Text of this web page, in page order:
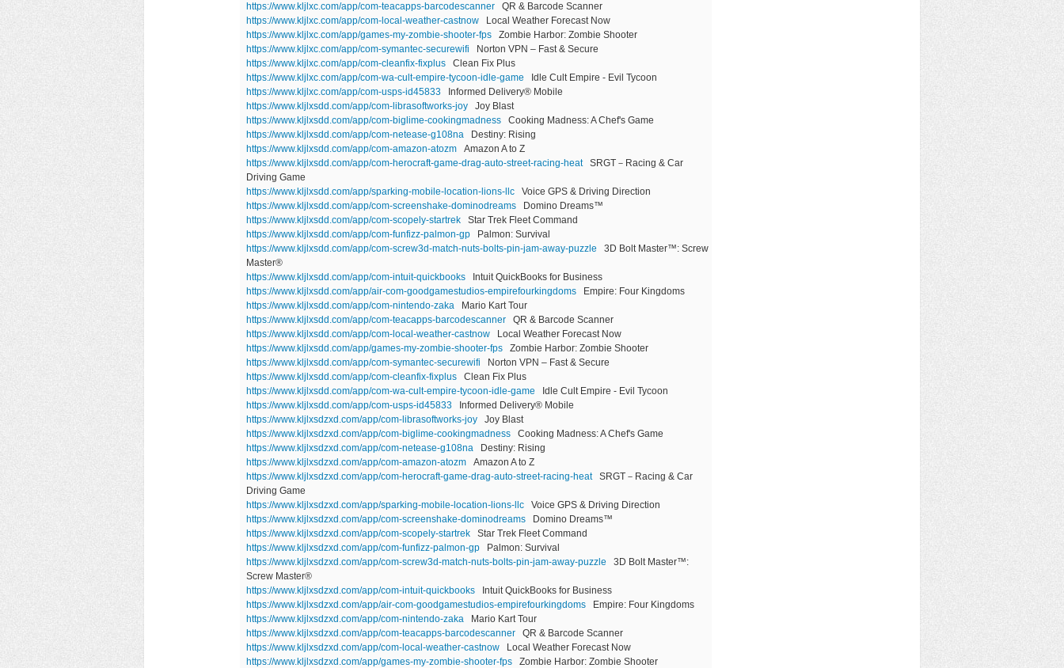
https://www.kljlxc.com/app/com-teacapps-barcodescanner QR & Barcode Scanner
https://www.kljlxc.com/app/com-local-weather-castnow Local Weather Forecast Now
https://www.kljlxc.com/app/games-my-zombie-shooter-fps Zombie Harbor: Zombie Shooter
https://www.kljlxc.com/app/com-symantec-securewifi Norton VPN – Fast & Secure
https://www.kljlxc.com/app/com-cleanfix-fixplus Clean Fix Plus
https://www.kljlxc.com/app/com-wa-cult-empire-tycoon-idle-game Idle Cult Empire - Evil Tycoon
https://www.kljlxc.com/app/com-usps-id45833 Informed Delivery® Mobile
https://www.kljlxsdd.com/app/com-librasoftworks-joy Joy Blast
https://www.kljlxsdd.com/app/com-biglime-cookingmadness Cooking Madness: A Chef's Game
https://www.kljlxsdd.com/app/com-netease-g108na Destiny: Rising
https://www.kljlxsdd.com/app/com-amazon-atozm Amazon A to Z
https://www.kljlxsdd.com/app/com-herocraft-game-drag-auto-street-racing-heatSRGT－Racing & Car
Driving Game
https://www.kljlxsdd.com/app/sparking-mobile-location-lions-llc Voice GPS & Driving Direction
https://www.kljlxsdd.com/app/com-screenshake-dominodreams Domino Dreams™
https://www.kljlxsdd.com/app/com-scopely-startrek Star Trek Fleet Command
https://www.kljlxsdd.com/app/com-funfizz-palmon-gp Palmon: Survival
https://www.kljlxsdd.com/app/com-screw3d-match-nuts-bolts-pin-jam-away-puzzle 3D Bolt Master™: Screw
Master®
https://www.kljlxsdd.com/app/com-intuit-quickbooks Intuit QuickBooks for Business
https://www.kljlxsdd.com/app/air-com-goodgamestudios-empirefourkingdoms Empire: Four Kingdoms
https://www.kljlxsdd.com/app/com-nintendo-zaka Mario Kart Tour
https://www.kljlxsdd.com/app/com-teacapps-barcodescanner QR & Barcode Scanner
https://www.kljlxsdd.com/app/com-local-weather-castnow Local Weather Forecast Now
https://www.kljlxsdd.com/app/games-my-zombie-shooter-fps Zombie Harbor: Zombie Shooter
https://www.kljlxsdd.com/app/com-symantec-securewifi Norton VPN – Fast & Secure
https://www.kljlxsdd.com/app/com-cleanfix-fixplus Clean Fix Plus
https://www.kljlxsdd.com/app/com-wa-cult-empire-tycoon-idle-game Idle Cult Empire - Evil Tycoon
https://www.kljlxsdd.com/app/com-usps-id45833 Informed Delivery® Mobile
https://www.kljlxsdzxd.com/app/com-librasoftworks-joy Joy Blast
https://www.kljlxsdzxd.com/app/com-biglime-cookingmadness Cooking Madness: A Chef's Game
https://www.kljlxsdzxd.com/app/com-netease-g108na Destiny: Rising
https://www.kljlxsdzxd.com/app/com-amazon-atozm Amazon A to Z
https://www.kljlxsdzxd.com/app/com-herocraft-game-drag-auto-street-racing-heatSRGT－Racing & Car
Driving Game
https://www.kljlxsdzxd.com/app/sparking-mobile-location-lions-llc Voice GPS & Driving Direction
https://www.kljlxsdzxd.com/app/com-screenshake-dominodreams Domino Dreams™
https://www.kljlxsdzxd.com/app/com-scopely-startrek Star Trek Fleet Command
https://www.kljlxsdzxd.com/app/com-funfizz-palmon-gp Palmon: Survival
https://www.kljlxsdzxd.com/app/com-screw3d-match-nuts-bolts-pin-jam-away-puzzle 3D Bolt Master™:
Screw Master®
https://www.kljlxsdzxd.com/app/com-intuit-quickbooks Intuit QuickBooks for Business
https://www.kljlxsdzxd.com/app/air-com-goodgamestudios-empirefourkingdoms Empire: Four Kingdoms
https://www.kljlxsdzxd.com/app/com-nintendo-zaka Mario Kart Tour
https://www.kljlxsdzxd.com/app/com-teacapps-barcodescanner QR & Barcode Scanner
https://www.kljlxsdzxd.com/app/com-local-weather-castnow Local Weather Forecast Now
https://www.kljlxsdzxd.com/app/games-my-zombie-shooter-fps Zombie Harbor: Zombie Shooter